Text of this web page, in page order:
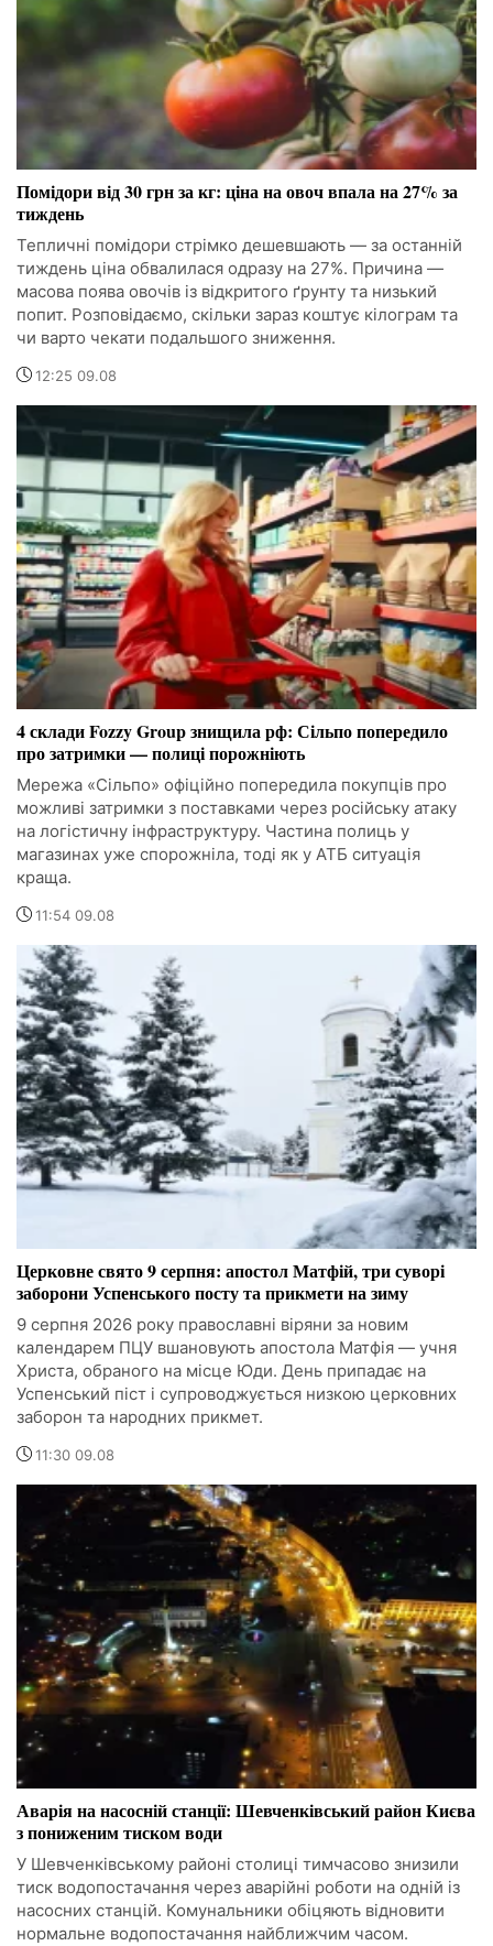
Помідори від 30 грн за кг: ціна на овоч впала на 27% за
тиждень
Тепличні помідори стрімко дешевшають — за останній
тиждень ціна обвалилася одразу на 27%. Причина —
масова поява овочів із відкритого ґрунту та низький
попит. Розповідаємо, скільки зараз коштує кілограм та
чи варто чекати подальшого зниження.
12:25 09.08
4 склади Fozzy Group знищила рф: Сільпо попередило
про затримки — полиці порожніють
Мережа «Сільпо» офіційно попередила покупців про
можливі затримки з поставками через російську атаку
на логістичну інфраструктуру. Частина полиць у
магазинах уже спорожніла, тоді як у АТБ ситуація
краща.
11:54 09.08
Церковне свято 9 серпня: апостол Матфій, три суворі
заборони Успенського посту та прикмети на зиму
9 серпня 2026 року православні віряни за новим
календарем ПЦУ вшановують апостола Матфія — учня
Христа, обраного на місце Юди. День припадає на
Успенський піст і супроводжується низкою церковних
заборон та народних прикмет.
11:30 09.08
Аварія на насосній станції: Шевченківський район Києва
з пониженим тиском води
У Шевченківському районі столиці тимчасово знизили
тиск водопостачання через аварійні роботи на одній із
насосних станцій. Комунальники обіцяють відновити
нормальне водопостачання найближчим часом.